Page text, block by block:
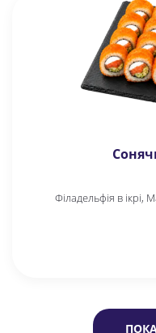
Філадельфія в ікрі,